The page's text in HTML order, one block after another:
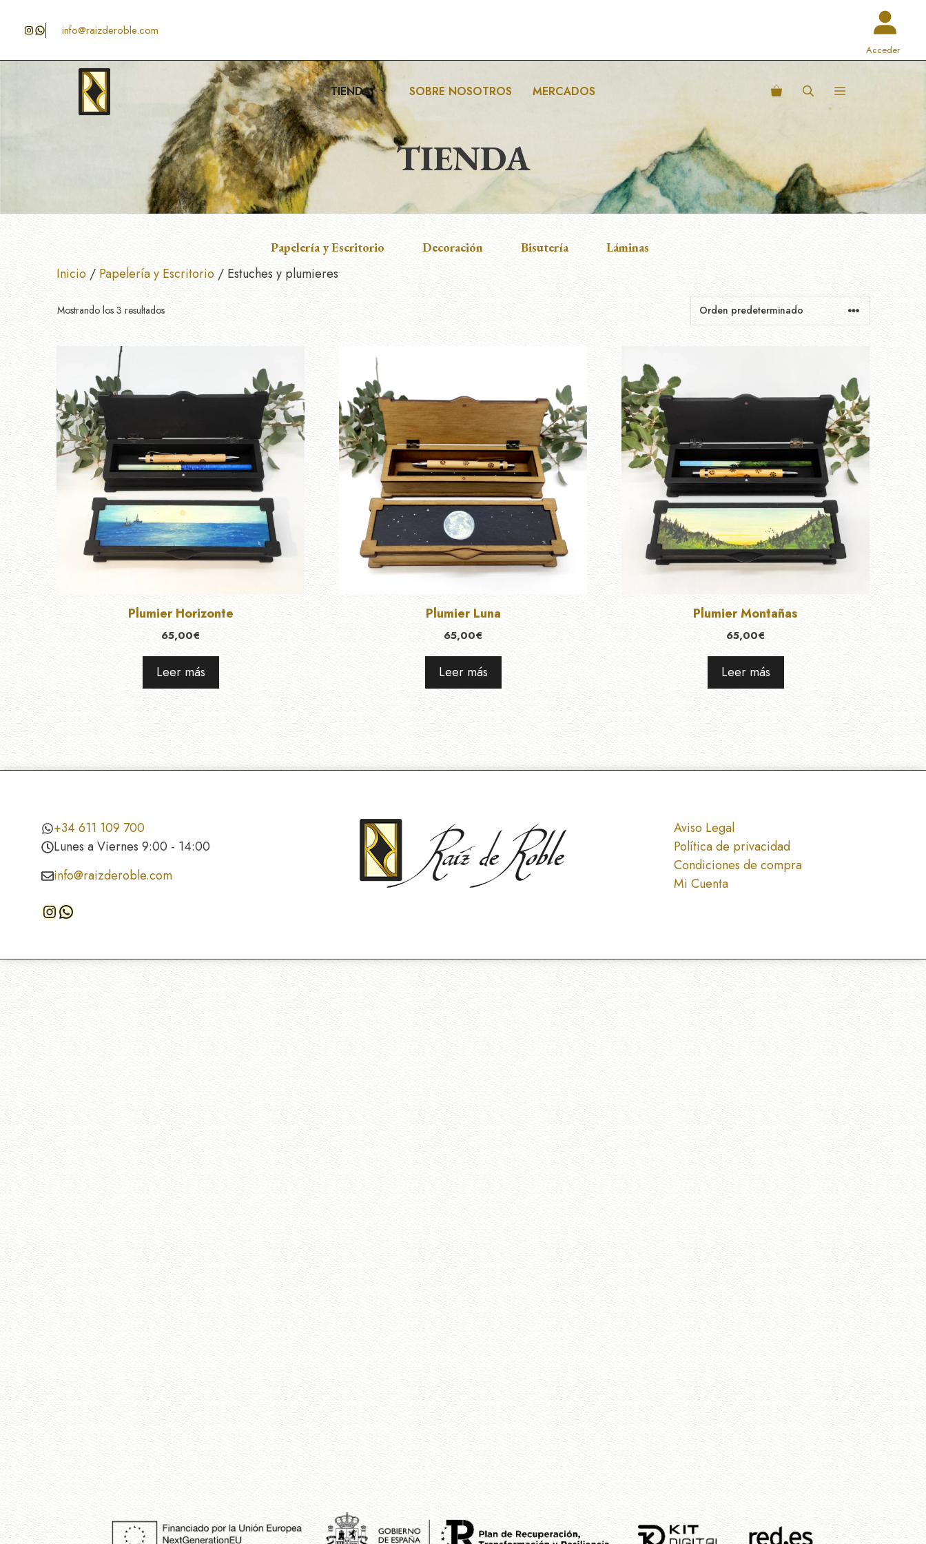
Instagram
WhatsAppinfo@raizderoble.com
Acceder
TIENDA SOBRE NOSOTROS MERCADOS
TIENDA
Papelería y Escritorio Decoración Bisutería Láminas
Inicio / Papelería y Escritorio/ Estuches y plumieres
Mostrando los 3 resultados
Plumier Horizonte
65,00€
Leer más
Plumier Luna
65,00€
Leer más
Plumier Montañas
65,00€
Leer más
+34 611 109 700
Lunes a Viernes 9:00 - 14:00
info@raizderoble.com
InstagramWhatsApp
Aviso Legal
Política de privacidad
Condiciones de compra
Mi Cuenta